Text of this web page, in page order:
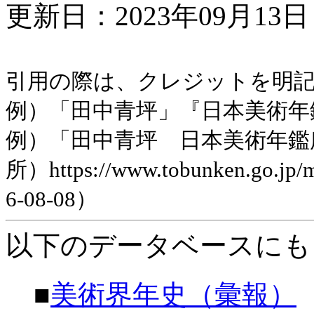
更新日：2023年09月13
引用の際は、クレジットを明
例）「田中青坪」『日本美術
例）「田中青坪 日本美術年鑑
所）https://
6-08-08）
以下のデータベースに
■美術界年史（彙報）